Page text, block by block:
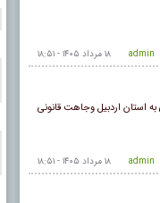
۱۸ مرداد ۱۴۰۵ - ۱۸:۵۱ admin
به استان اردبیل وجاهت قانونی
۱۸ مرداد ۱۴۰۵ - ۱۸:۵۱ admin